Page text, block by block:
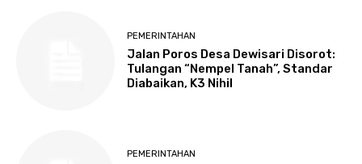
PEMERINTAHAN
Jalan Poros Desa Dewisari Disorot:
Tulangan “Nempel Tanah”, Standar
Diabaikan, K3 Nihil
PEMERINTAHAN